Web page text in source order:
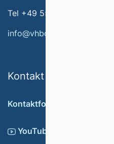
Tel +49 551 79778-566
info@vhbonline.org
Kontakt
Kontaktformular
YouTube